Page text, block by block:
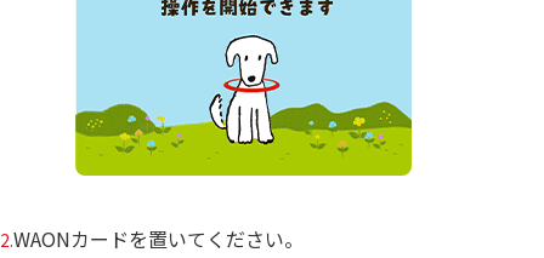
2.WAONカードを置いてください。